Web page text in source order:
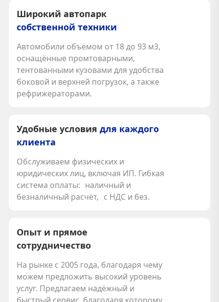
Широкий автопарк
собственной техники
Автомобили объёмом от 18 до 93 м3,
оснащённые промтоварными,
тентованными кузовами для удобства
боковой и верхней погрузок, а также
рефрижераторами.
Удобные условия для каждого
клиента
Обслуживаем физических и
юридических лиц, включая ИП. Гибкая
система оплаты: наличный и
безналичный расчёт, с НДС и без.
Опыт и прямое
сотрудничество
На рынке с 2005 года, благодаря чему
можем предложить высокий уровень
услуг. Предлагаем надёжный и